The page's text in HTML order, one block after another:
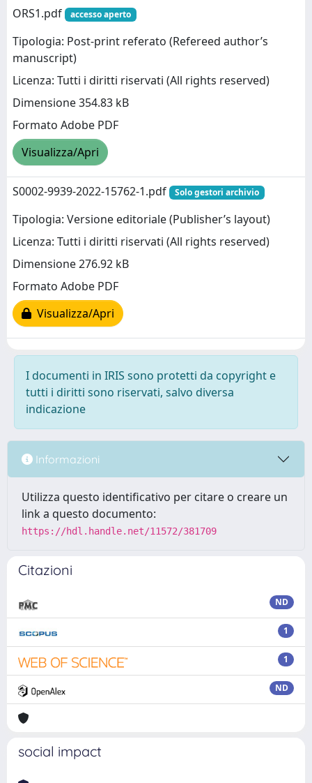
ORS1.pdf
accesso aperto
Tipologia: Post-print referato (Refereed author’s
manuscript)
Licenza: Tutti i diritti riservati (All rights reserved)
Dimensione 354.83 kB
Formato Adobe PDF
Visualizza/Apri
S0002-9939-2022-15762-1.pdf Solo gestori archivio
Tipologia: Versione editoriale (Publisher’s layout)
Licenza: Tutti i diritti riservati (All rights reserved)
Dimensione 276.92 kB
Formato Adobe PDF
Visualizza/Apri
I documenti in IRIS sono protetti da copyright e
tutti i diritti sono riservati, salvo diversa
indicazione
Informazioni
Utilizza questo identificativo per citare o creare un
link a questo documento:
https://hdl.handle.net/11572/381709
Citazioni
ND
1
1
ND
social impact